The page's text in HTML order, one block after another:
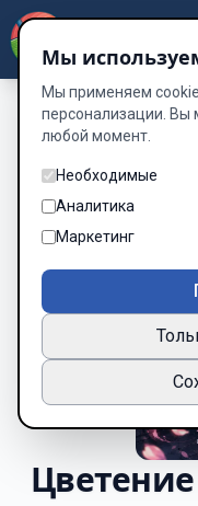
Мы
Мы применяем
персонализации. Вы
любой момент.
Необходимые
Аналитика
Маркетинг